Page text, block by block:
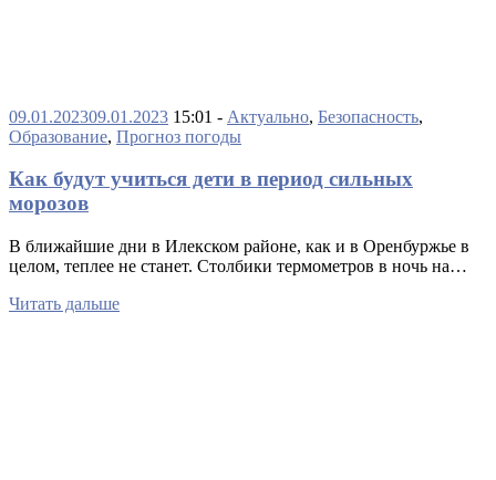
09.01.202309.01.2023 15:01 - Актуально, Безопасность,
Образование, Прогноз погоды
Как будут учиться дети в период сильных
морозов
В ближайшие дни в Илекском районе, как и в Оренбуржье в
целом, теплее не станет. Столбики термометров в ночь на…
Читать дальше